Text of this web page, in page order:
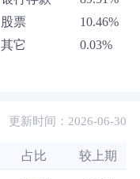
股票
10.46%
其它
0.03%
更新时间：2026-06-30
占比 较上期